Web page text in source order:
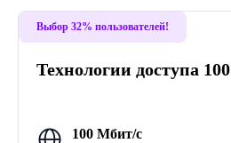
Выбор 32% пользователей!
Технологии доступа 100
100 Мбит/с